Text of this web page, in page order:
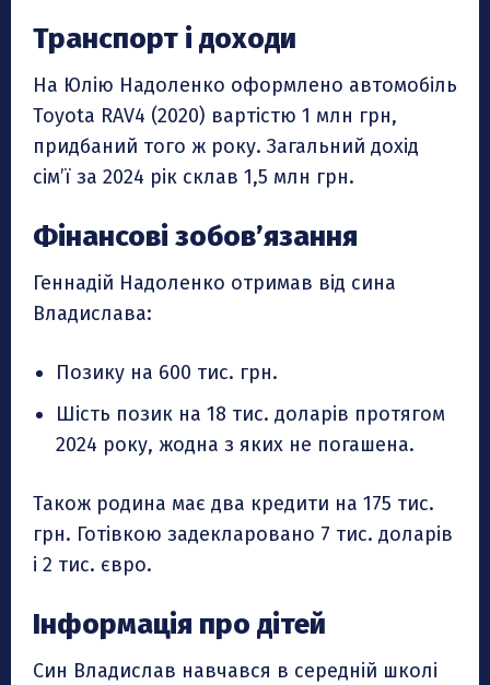
Транспорт і доходи
На Юлію Надоленко оформлено автомобіль
Toyota RAV4 (2020) вартістю 1 млн грн,
придбаний того ж року. Загальний дохід
сім’ї за 2024 рік склав 1,5 млн грн.
Фінансові зобов’язання
Геннадій Надоленко отримав від сина
Владислава:
Позику на 600 тис. грн.
Шість позик на 18 тис. доларів протягом
2024 року, жодна з яких не погашена.
Також родина має два кредити на 175 тис.
грн. Готівкою задекларовано 7 тис. доларів
і 2 тис. євро.
Інформація про дітей
Син Владислав навчався в середній школі